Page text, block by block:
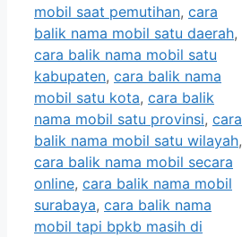
mobil saat pemutihan, cara
balik nama mobil satu daerah,
cara balik nama mobil satu
kabupaten, cara balik nama
mobil satu kota, cara balik
nama mobil satu provinsi, cara
balik nama mobil satu wilayah,
cara balik nama mobil secara
online, cara balik nama mobil
surabaya, cara balik nama
mobil tapi bpkb masih di